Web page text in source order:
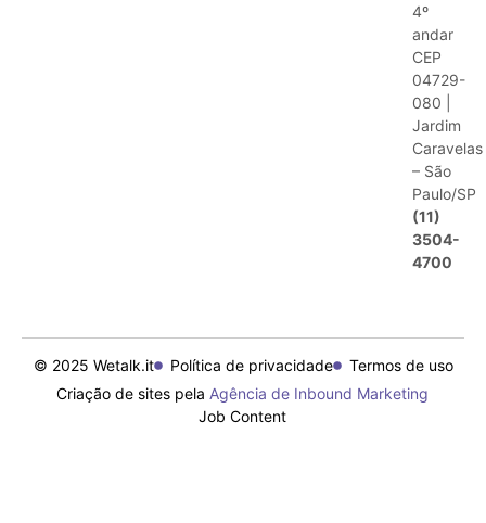
4º
andar
CEP
04729-
080 |
Jardim
Caravelas
– São
Paulo/SP
(11)
3504-
4700
© 2025 Wetalk.it Política de privacidade
Termos de uso
Criação de sites pela Agência de Inbound Marketing
Job Content